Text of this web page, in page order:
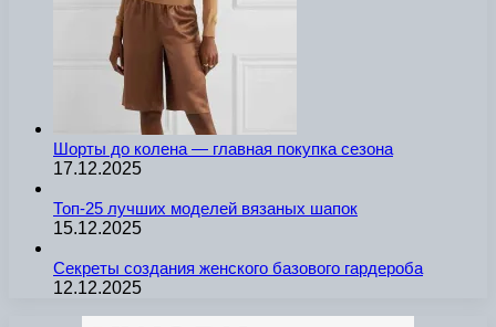
Шорты до колена — главная покупка сезона
17.12.2025
Топ-25 лучших моделей вязаных шапок
15.12.2025
Секреты создания женского базового гардероба
12.12.2025